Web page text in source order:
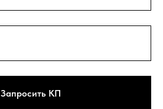
Запросить КП